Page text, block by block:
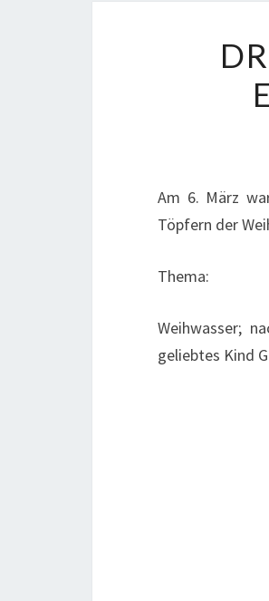
Am 6. März
Töpfern der
Thema:
Weihwasser;
geliebtes Kind